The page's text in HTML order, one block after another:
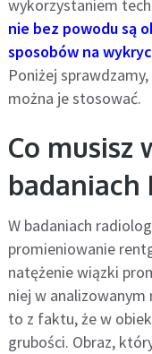
wykorzystaniem
nie bez powodu są
sposobów na
Poniżej
można je stosować.
Co musisz
badaniach
W badaniach
promieniowanie
natężenie wiązki
niej w
to z faktu, że w
grubości. Obraz,